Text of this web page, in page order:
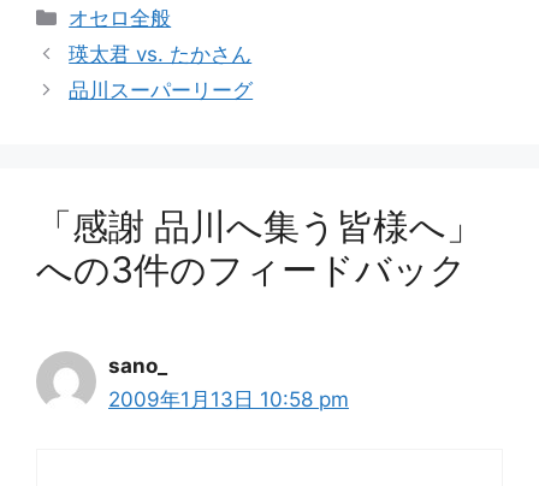
カ
テ
リ
オセロ全般
瑛太君 vs. たかさん
品川スーパーリーグ
「感謝 品川へ集う皆様へ」
への3件のフィードバック
sano_
2009年1月13日 10:58 pm